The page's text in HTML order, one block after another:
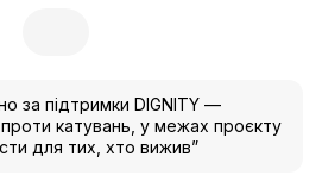
за підтримки DIGNITY —
катувань, у межах проєкту
для тих, хто вижив”